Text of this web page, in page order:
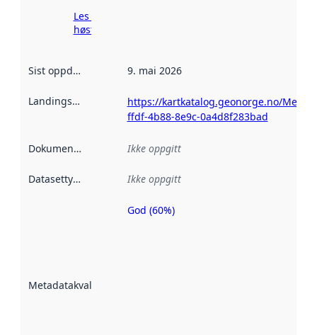
Les mer om
høsting her
Sist oppdatert 9. mai 2026
Landingsside
https://kartkatalog.geonorge.no/
ffdf-4b88-8e9c-0a4d8f283bad
Dokumentasjon Ikke oppgitt
Datasettype Ikke oppgitt
Metadatakvalitet
Metadatakvalitet
God (60%)